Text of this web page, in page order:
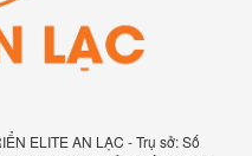
ELITE AN LẠC - Trụ sở: Số